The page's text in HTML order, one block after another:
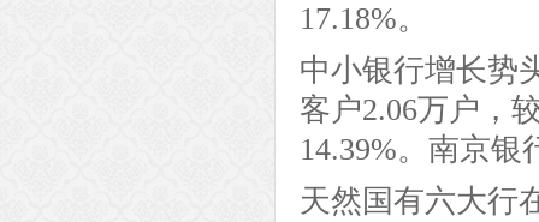
17.18%。
中小银行增长势
客户2.06万户，
14.39%。南京
天然国有六大行